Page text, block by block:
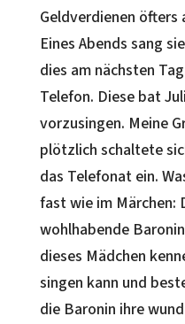
Geldverdienen öfters
Eines Abends sang
dies am nächsten
Telefon. Diese bat
vorzusingen. Meine
plötzlich schaltete
das Telefonat ein.
fast wie im Märchen:
wohlhabende
dieses Mädchen
singen kann und
die Baronin ihre